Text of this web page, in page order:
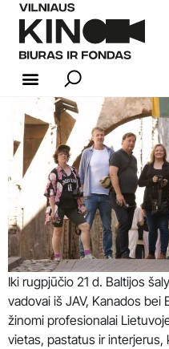
Iki rugpjūčio 21 d. Baltijos
vadovai iš JAV, Kanados
žinomi profesionalai
vietas, pastatus ir